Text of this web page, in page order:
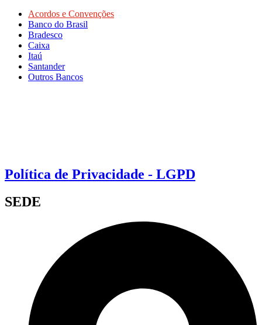
Acordos e Convenções
Banco do Brasil
Bradesco
Caixa
Itaú
Santander
Outros Bancos
Política de Privacidade - LGPD
SEDE